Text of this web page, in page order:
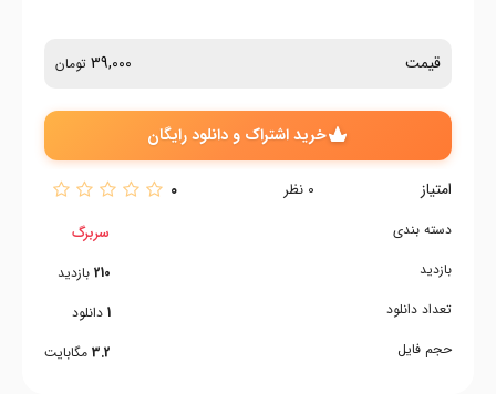
قیمت 39,000 تومان
خرید اشتراک و دانلود رایگان
امتیاز 0 نظر 0
دسته بندی
بازدید
تعداد دانلود
حجم فایل
سربرگ
210 بازدید
1 دانلود
3.2 مگابایت